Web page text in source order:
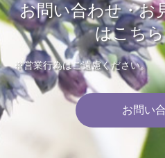
お問い合わせ・お
はこちら
※営業行為はご遠慮ください。
お問い